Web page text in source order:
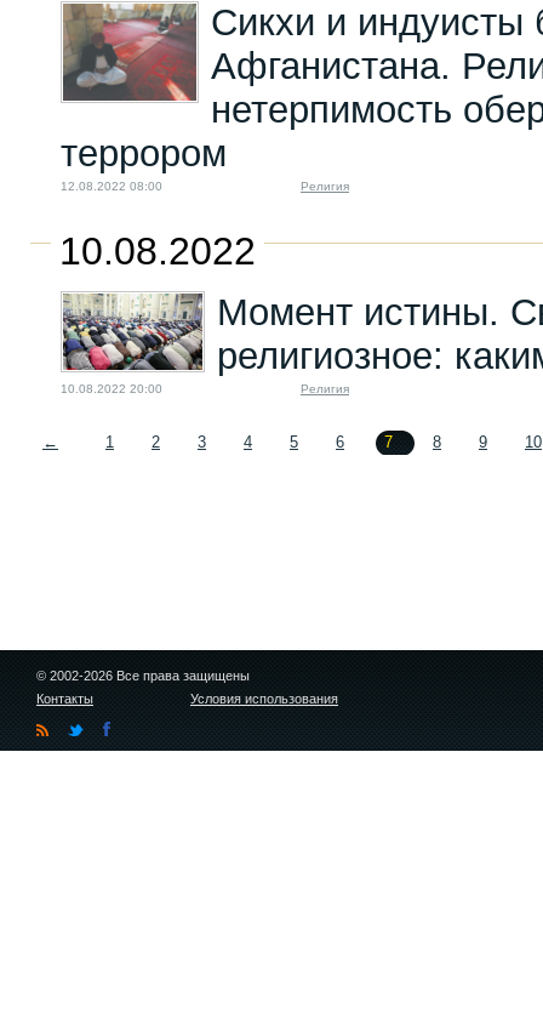
Сикхи и индуисты
Афганистана.
нетерпимость
террором
12.08.2022 08:00 Религия
10.08.2022
Момент истины.
религиозное:
10.08.2022 20:00 Религия
← 1 2 3 4 5 6 7 8 9 10
© 2002-2026 Все права защищены
Контакты
Условия использования